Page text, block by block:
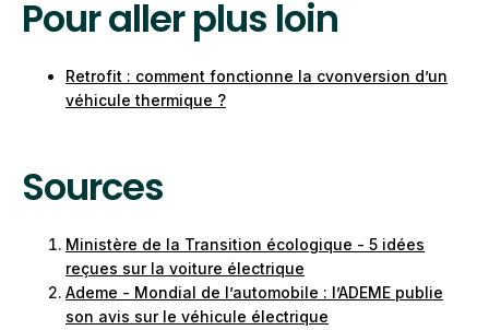
électrique. En revanche, son bilan
d'utilisation est beaucoup plus important : elle
émet desgaz à effet de serre
Pour aller plus loin
Retrofit : comment fonctionne la cvonversion d’un
véhicule thermique ?
Sources
Ministère de la Transition écologique - 5 idées
reçues sur la voiture électrique
Ademe - Mondial de l’automobile : l’ADEME publie
son avis sur le véhicule électrique